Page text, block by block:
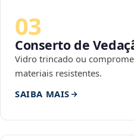
03
Conserto de
Vidro trincado ou
materiais resistentes.
SAIBA MAIS